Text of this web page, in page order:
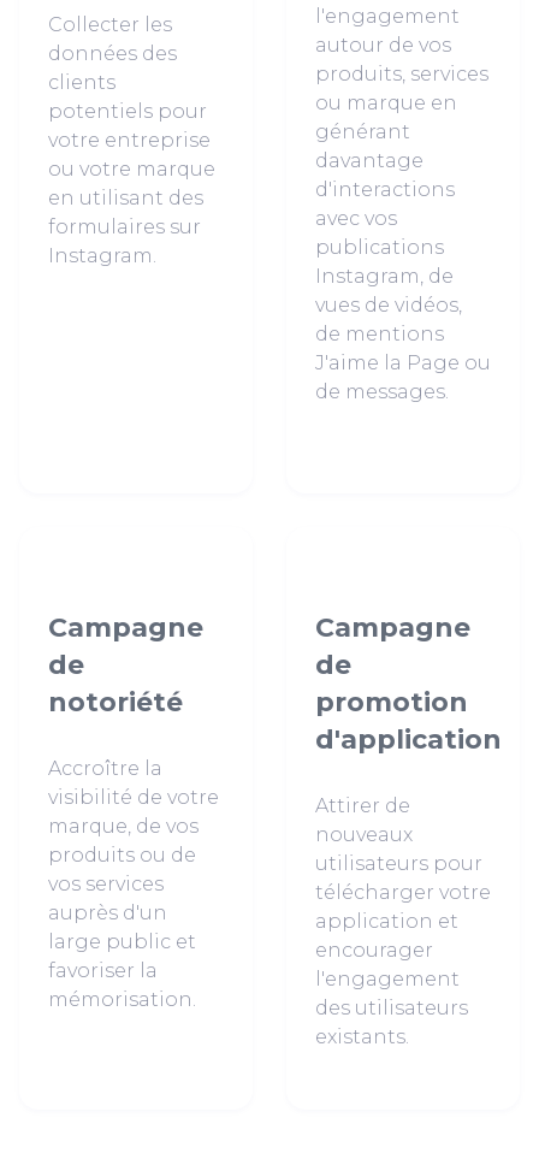
Collecter les
données des
clients
potentiels pour
votre entreprise
ou votre marque
en utilisant des
formulaires sur
Instagram.
l'engagement
autour de vos
produits, services
ou marque en
générant
davantage
d'interactions
avec vos
publications
Instagram, de
vues de vidéos,
de mentions
J'aime la Page ou
de messages.
Campagne
de
notoriété
Accroître la
visibilité de votre
marque, de vos
produits ou de
vos services
auprès d'un
large public et
favoriser la
mémorisation.
Campagne
de
promotion
d'application
Attirer de
nouveaux
utilisateurs pour
télécharger votre
application et
encourager
l'engagement
des utilisateurs
existants.